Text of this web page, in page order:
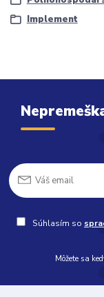
Implement
Súhlasím so
Môžete sa